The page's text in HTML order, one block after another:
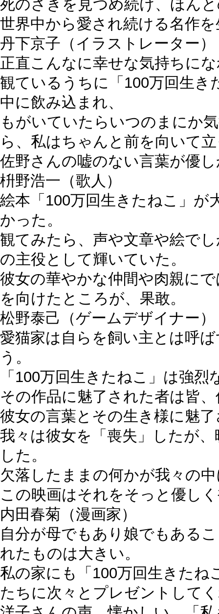
死のさきを見つめ続け、ほん
世界中から愛され続ける名作
丹下京子 （イラストレーター）
正直こんなに幸せな気持ちに
観ているうちに「100万回生
中に飲み込まれ、
もがいていたらいつのまにか
ら、私はちゃんと前を向いて
佐野さんの嘘のない言葉が優
枡野浩一 （歌人）
絵本「100万回生きたねこ」が
かった。
観てみたら、声や文章や絵で
の主役として輝いていた。
彼女の華やかな仲間や肉親に
を向けたところが、果敢。
松野泰己
（ゲームデザイナー）
愛猫家は自らを飼い主とは呼
う。
「100万回生きたねこ」は強
その作品に魅了された者は皆
彼女の言葉とその生き様に魅
我々は彼女を「喪失」したが
した。
欠落したままの何かが我々の
この映画はそれをそっと優し
内田春菊 （漫画家）
自分が母でもあり娘でもある
れたものは大きい。
私の家にも「100万回生きたね
たちに次々とプレゼントして